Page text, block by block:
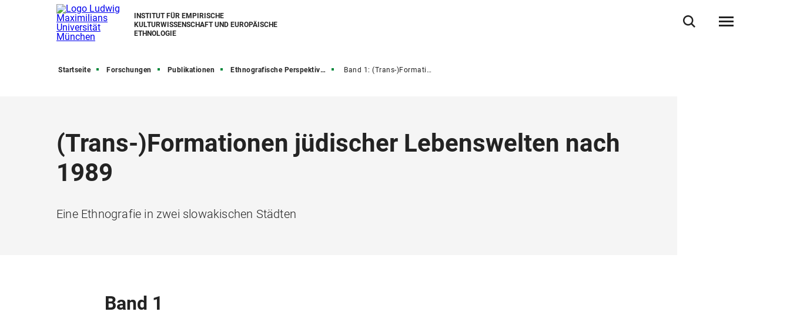
INSTITUT FÜR EMPIRISCHE
KULTURWISSENSCHAFT UND EUROPÄISCHE
ETHNOLOGIE
Startseite Forschungen Publikationen Ethnografische Perspektiven auf das östliche Europa Band 1: (Trans-)Formationen jüdischer Lebenswelten nach 1989
(Trans-)Formationen jüdischer Lebenswelten nach
1989
Eine Ethnografie in zwei slowakischen Städten
Band 1